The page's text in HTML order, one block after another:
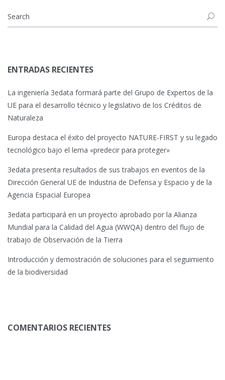
ENTRADAS RECIENTES
La ingeniería 3edata formará parte del Grupo de Expertos de la
UE para el desarrollo técnico y legislativo de los Créditos de
Naturaleza
Europa destaca el éxito del proyecto NATURE-FIRST y su legado
tecnológico bajo el lema «predecir para proteger»
3edata presenta resultados de sus trabajos en eventos de la
Dirección General UE de Industria de Defensa y Espacio y de la
Agencia Espacial Europea
3edata participará en un proyecto aprobado por la Alianza
Mundial para la Calidad del Agua (WWQA) dentro del flujo de
trabajo de Observación de la Tierra
Introducción y demostración de soluciones para el seguimiento
de la biodiversidad
COMENTARIOS RECIENTES